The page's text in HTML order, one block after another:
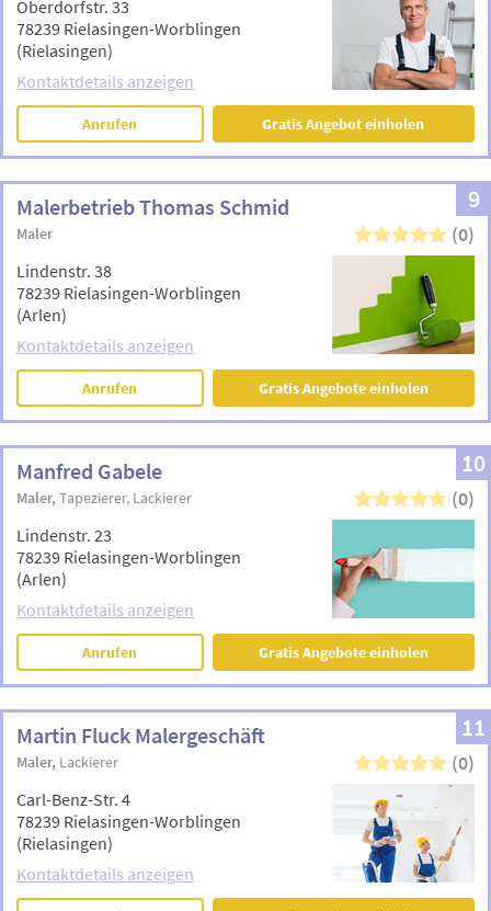
Oberdorfstr. 33
78239 Rielasingen-Worblingen
(Rielasingen)
Kontaktdetails anzeigen
Anrufen Gratis Angebot einholen
9
Malerbetrieb Thomas Schmid
Maler (0)
Lindenstr. 38
78239 Rielasingen-Worblingen
(Arlen)
Kontaktdetails anzeigen
Anrufen Gratis Angebote einholen
10
Manfred Gabele
Maler Tapezierer Lackierer (0)
Lindenstr. 23
78239 Rielasingen-Worblingen
(Arlen)
Kontaktdetails anzeigen
Anrufen Gratis Angebote einholen
11
Martin Fluck Malergeschäft
Maler Lackierer (0)
Carl-Benz-Str. 4
78239 Rielasingen-Worblingen
(Rielasingen)
Kontaktdetails anzeigen